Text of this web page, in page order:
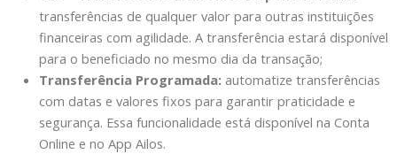
transferências de qualquer valor para outras instituições
financeiras com agilidade. A transferência estará disponível
para o beneficiado no mesmo dia da transação;
Transferência Programada: automatize transferências
com datas e valores fixos para garantir praticidade e
segurança. Essa funcionalidade está disponível na Conta
Online e no App Ailos.